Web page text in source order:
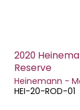
2020
Reserve
Heinemann -
HEI-20-ROD-01